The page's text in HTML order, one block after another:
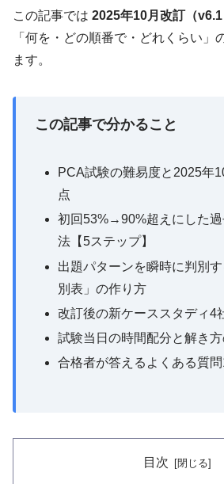
この記事では 2025年10月改訂（
「何を・どの順番で・どれくらい」
ます。
この記事で分かること
PCA試験の難易度と2025年
点
初回53%→90%超えにした
法【5ステップ】
出題パターンを瞬時に判別
別表」の作り方
改訂後の新ケーススタディ4
試験当日の時間配分と解き
合格者が答えるよくある質
目次